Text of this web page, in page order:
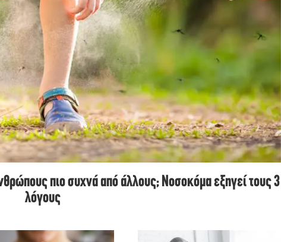
πιο συχνά από άλλους; Νοσοκόμα εξηγεί τους 3
λόγους